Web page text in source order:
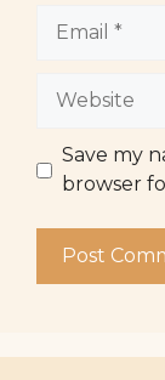
Website
Save my
browser